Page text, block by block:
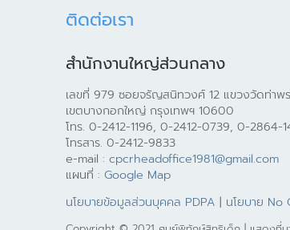
ติดต่อเรา
สำนักงานใหญ่ส่วนกลาง
เลขที่ 979 ซอยจรัญสนิทวงศ์ 12 แขวงวัดท่าพ
เขตบางกอกใหญ่ กรุงเทพฯ 10600
โทร. 0-2412-1196, 0-2412-0739, 0-2864-
โทรสาร. 0-2412-9833
e-mail : cpcrheadoffice1981@gmail.com
แผนที่ : Google Map
นโยบายข้อมูลส่วนบุคคล PDPA | นโยบาย No